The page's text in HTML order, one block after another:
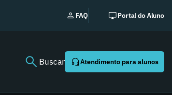
FAQ Portal do Aluno
Buscar Atendimento para alunos